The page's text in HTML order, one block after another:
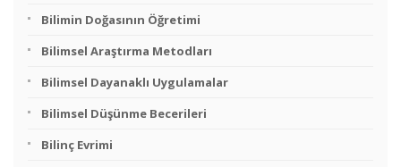
Bilimin Doğasının Öğretimi
Bilimsel Araştırma Metodları
Bilimsel Dayanaklı Uygulamalar
Bilimsel Düşünme Becerileri
Bilinç Evrimi